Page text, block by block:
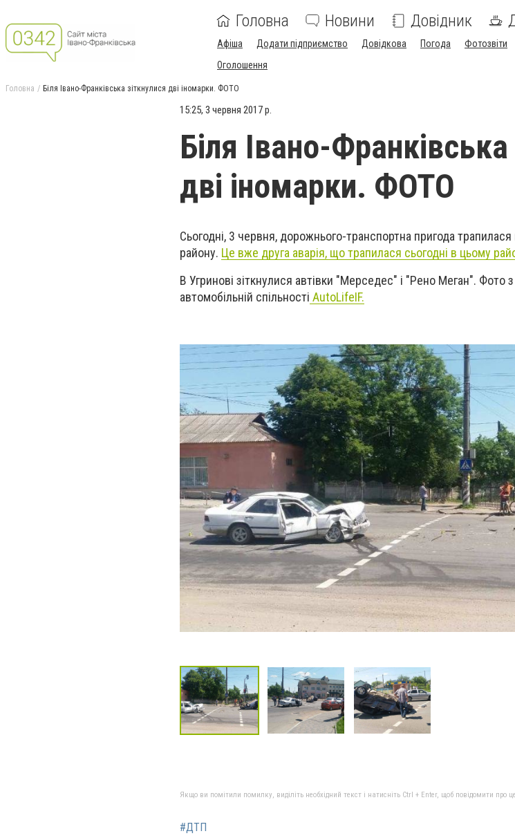
Головна Новини Довідник
Афіша Додати підприємство Довідкова Погода Фотозвіти
Оголошення
Головна Біля Івано-Франківська зіткнулися дві іномарки. ФОТО
15:25, 3 червня 2017 р.
Біля Івано-Франківська
дві іномарки. ФОТО
Сьогодні, 3 червня, дорожнього-транспортна пригода трапилася
району. Це вже друга аварія, що трапилася сьогодні в цьому
В Угринові зіткнулися автівки "Мерседес" і "Рено Меган". Фото з
автомобільній спільності AutoLifeIF.
Якщо ви помітили помилку, виділіть необхідний текст і натисніть Ctrl + Enter, щоб повідомити про
#ДТП